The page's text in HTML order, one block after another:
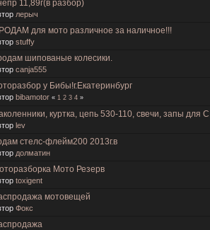
11,89г(в разбор)
лерыч
для мото различное за наличное!!!
stuffy
шипованые колесики.
canja555
у Бибы!г.Екатеринбург
bibamotor « 1 2 3 4 »
куртка, цепь 530-110, свечи, запы для
lev
стелс-флейм200 2013г.в
долматин
Мото Резерв
toxigent
мотовещей
Фокс